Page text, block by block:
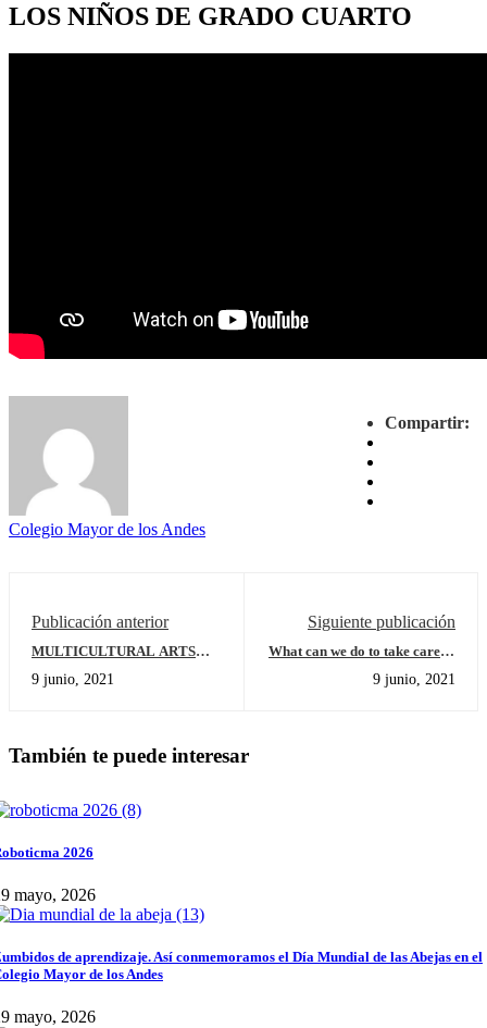
LOS NIÑOS DE GRADO CUARTO
Compartir:
Colegio Mayor de los Andes
Publicación anterior
MULTICULTURAL ARTS
9 junio, 2021
Siguiente publicación
What can we do to take care of
9 junio, 2021
También te puede interesar
2026
mayo, 2026
de aprendizaje. Así conmemoramos el Día Mundial de las Abejas en el
Mayor de los Andes
mayo, 2026